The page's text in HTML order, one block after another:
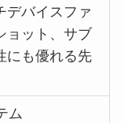
デバイスファ
ョット、サブ
にも優れる先
ム